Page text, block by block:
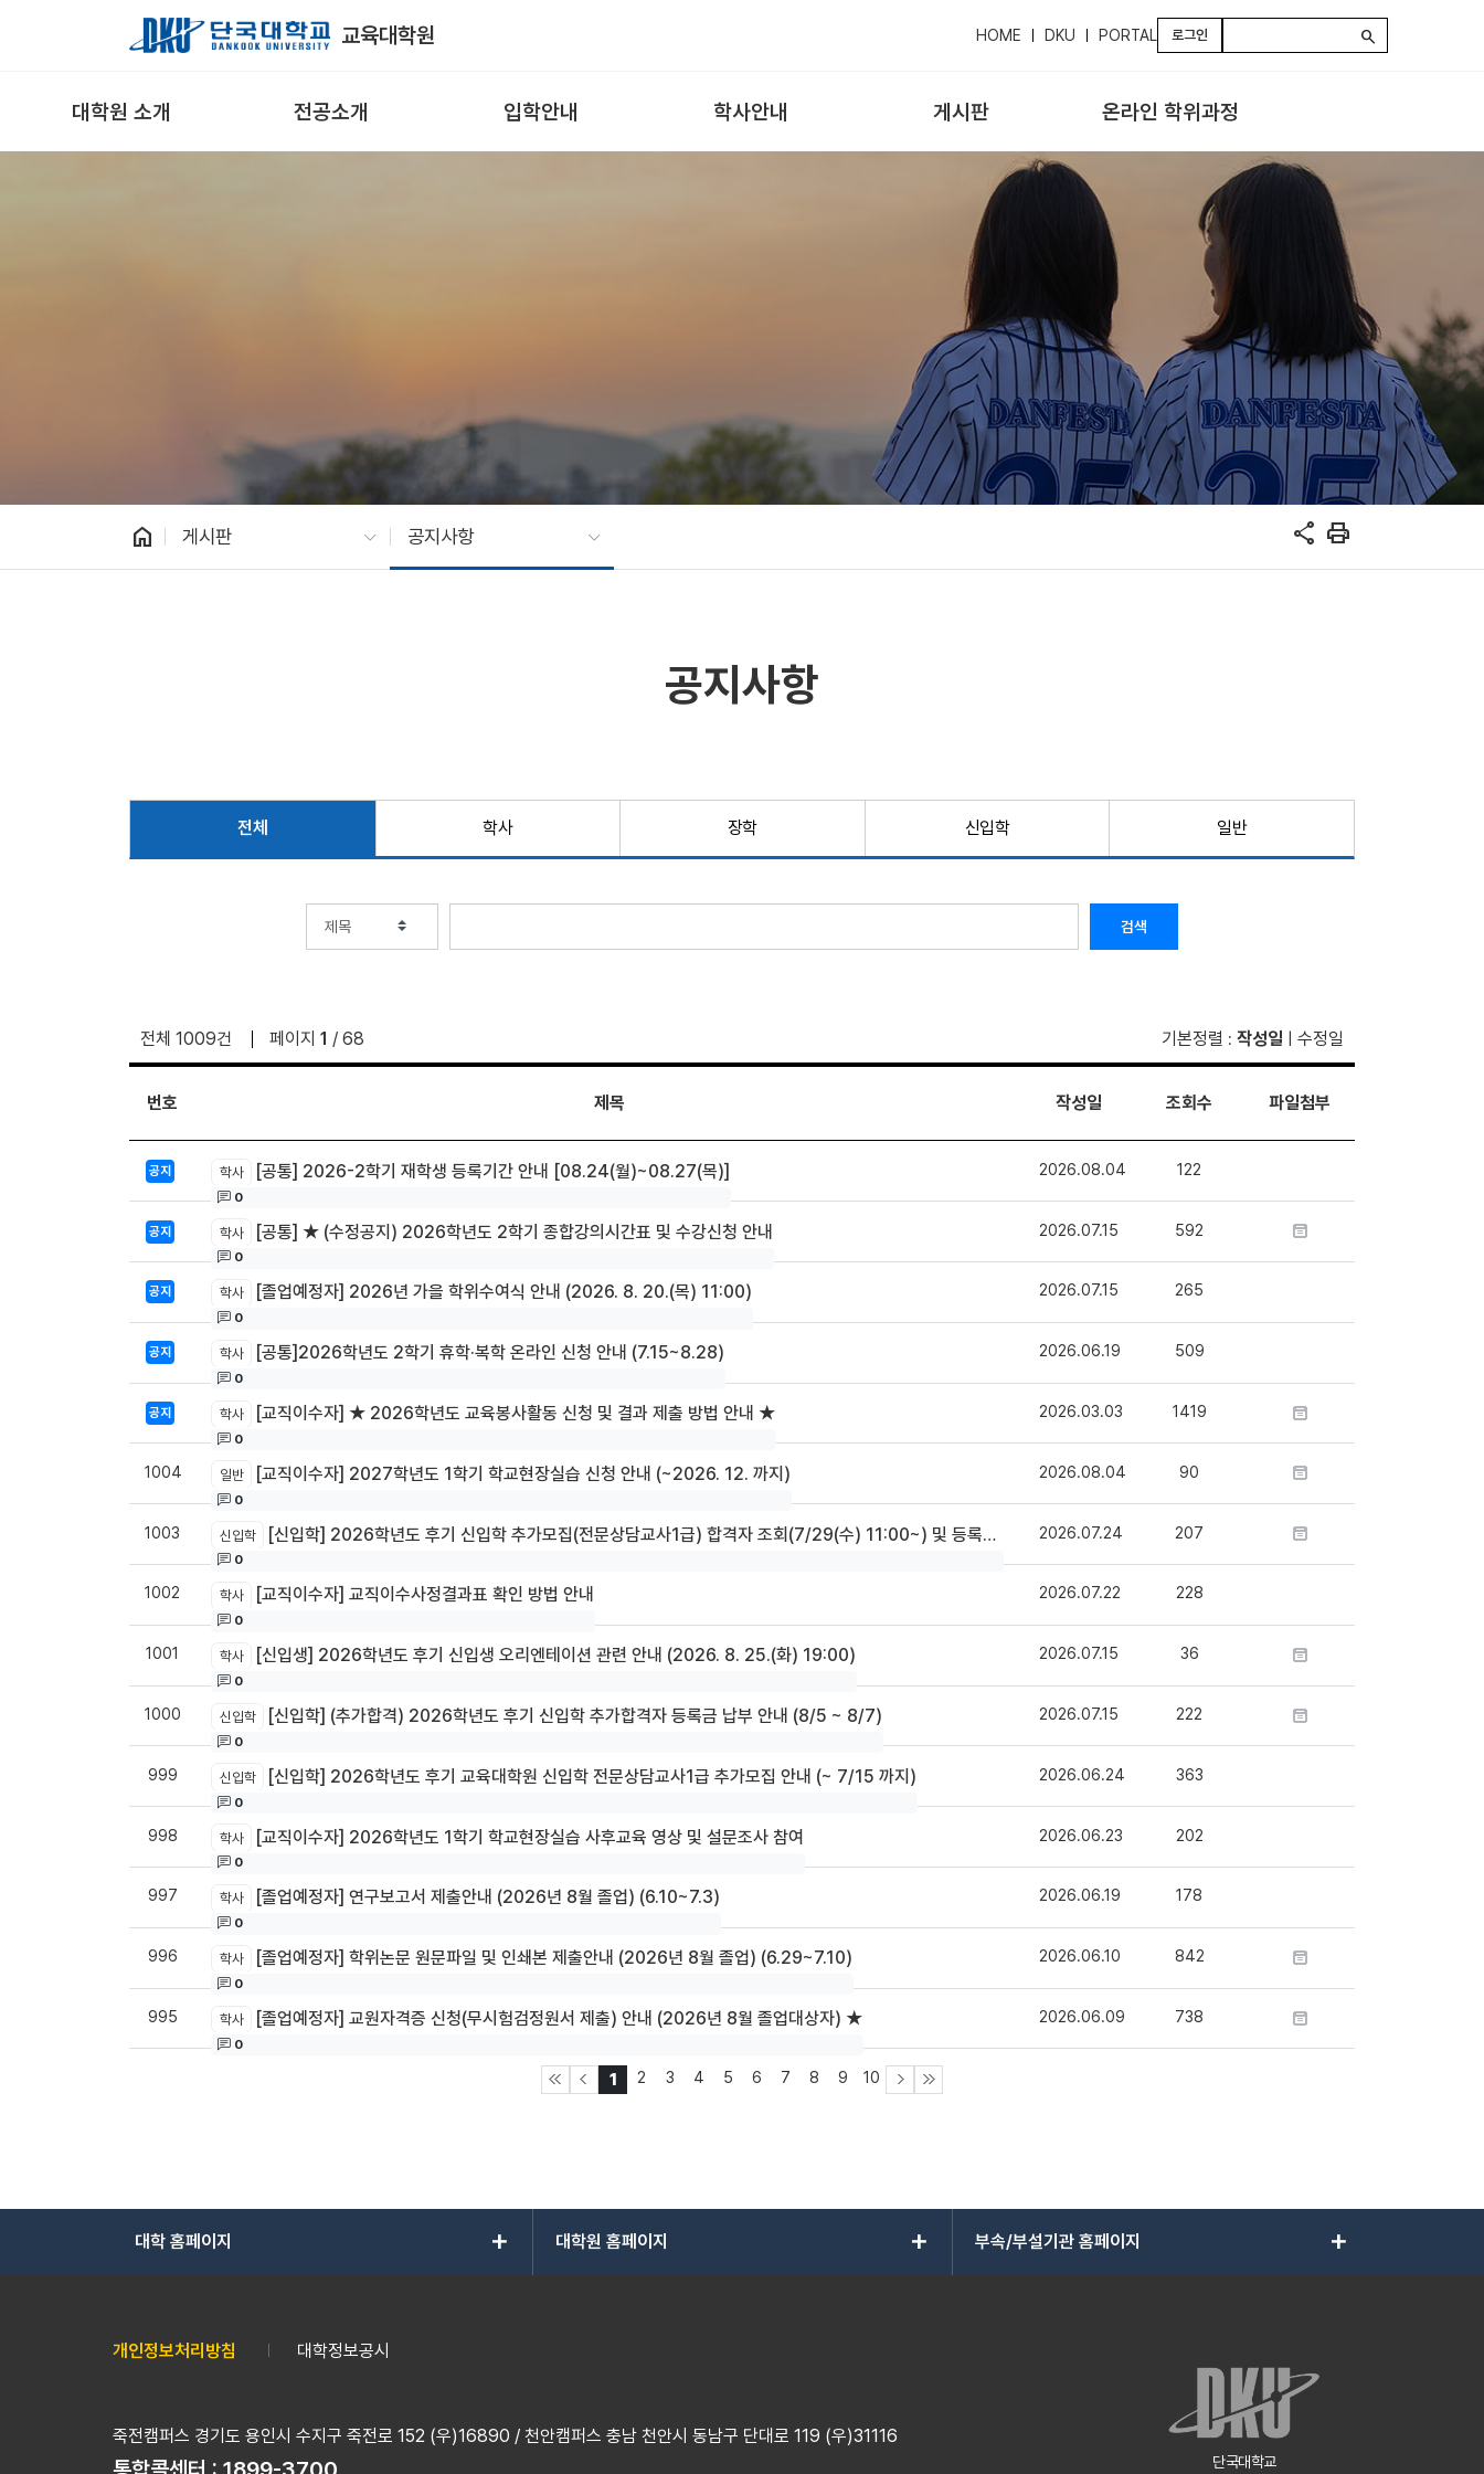
Skip to Main Content
교육대학원 HOME DKU PORTAL 로그인 search
대학원 소개 전공소개 입학안내 학사안내 게시판 온라인 학위과정
home 게시판 공지사항 share print
공지사항
전체 학사 장학 신입학 일반
검색
전체 1009건 페이지 1 / 68 기본정렬 : 작성일 수정일
번호 제목 작성일 조회수 파일첨부
공지 학사 [공통] 2026-2학기 재학생 등록기간 안내 [08.24(월)~08.27(목)]
0
2026.08.04 122
공지 학사 [공통] ★ (수정공지) 2026학년도 2학기 종합강의시간표 및 수강신청 안내
0
2026.07.15 592
공지 학사 [졸업예정자] 2026년 가을 학위수여식 안내 (2026. 8. 20.(목) 11:00)
0
2026.07.15 265
공지 학사 [공통]2026학년도 2학기 휴학·복학 온라인 신청 안내 (7.15~8.28)
0
2026.06.19 509
공지 학사 [교직이수자] ★ 2026학년도 교육봉사활동 신청 및 결과 제출 방법 안내 ★
0
2026.03.03 1419
1004 일반 [교직이수자] 2027학년도 1학기 학교현장실습 신청 안내 (~2026. 12. 까지)
0
2026.08.04 90
1003 신입학 [신입학] 2026학년도 후기 신입학 추가모집(전문상담교사1급) 합격자 조회(7/29(수) 11:00~) 및 등록금 납부 안내
0
2026.07.24 207
1002 학사 [교직이수자] 교직이수사정결과표 확인 방법 안내
0
2026.07.22 228
1001 학사 [신입생] 2026학년도 후기 신입생 오리엔테이션 관련 안내 (2026. 8. 25.(화) 19:00)
0
2026.07.15 36
1000 신입학 [신입학] (추가합격) 2026학년도 후기 신입학 추가합격자 등록금 납부 안내 (8/5 ~ 8/7)
0
2026.07.15 222
999 신입학 [신입학] 2026학년도 후기 교육대학원 신입학 전문상담교사1급 추가모집 안내 (~ 7/15 까지)
0
2026.06.24 363
998 학사 [교직이수자] 2026학년도 1학기 학교현장실습 사후교육 영상 및 설문조사 참여
0
2026.06.23 202
997 학사 [졸업예정자] 연구보고서 제출안내 (2026년 8월 졸업) (6.10~7.3)
0
2026.06.19 178
996 학사 [졸업예정자] 학위논문 원문파일 및 인쇄본 제출안내 (2026년 8월 졸업) (6.29~7.10)
0
2026.06.10 842
995 학사 [졸업예정자] 교원자격증 신청(무시험검정원서 제출) 안내 (2026년 8월 졸업대상자) ★
0
2026.06.09 738
1 2 3 4 5 6 7 8 9 10
대학 홈페이지 add 대학원 홈페이지 add 부속/부설기관 홈페이지 add
개인정보처리방침 대학정보공시
죽전캠퍼스 경기도 용인시 수지구 죽전로 152 (우)16890 / 천안캠퍼스 충남 천안시 동남구 단대로 119 (우)31116
단국대학교